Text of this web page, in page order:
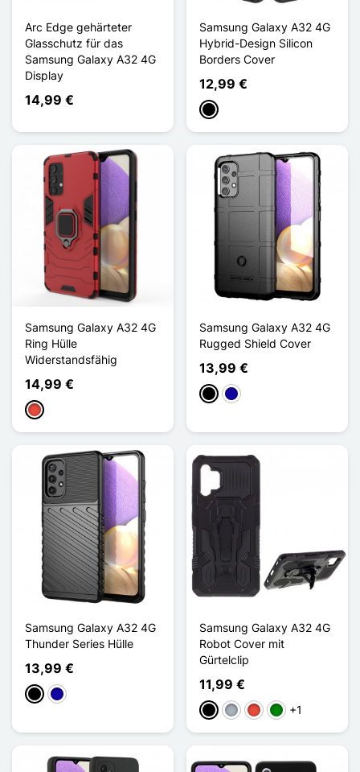
Arc Edge gehärteter
Glasschutz für das
Samsung Galaxy A32 4G
Display
14,99 €
Samsung Galaxy A32 4G
Hybrid-Design Silicon
Borders Cover
12,99 €
Schwarz
Samsung Galaxy A32 4G
Ring Hülle
Widerstandsfähig
14,99 €
Rot
Samsung Galaxy A32 4G
Rugged Shield Cover
13,99 €
SchwarzDunkelblau
Samsung Galaxy A32 4G
Thunder Series Hülle
13,99 €
SchwarzDunkelblau
Samsung Galaxy A32 4G
Robot Cover mit
Gürtelclip
11,99 €
Schwarz
GrauRot Grün+1